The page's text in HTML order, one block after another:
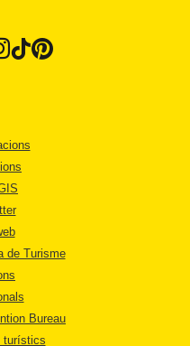
de Turisme
Bureau
turístics